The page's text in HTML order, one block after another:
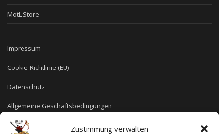
Zustimmung verwalten
MotL Store
Impressum
Cookie-Richtlinie (EU)
Datenschutz
Allgemeine Geschäftsbedingungen
Widerruf